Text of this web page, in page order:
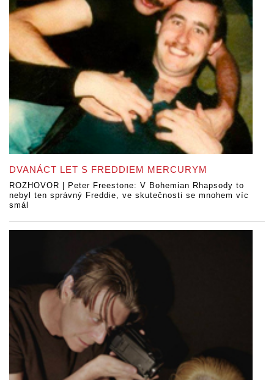
DVANÁCT LET S FREDDIEM MERCURYM
ROZHOVOR | Peter Freestone: V Bohemian Rhapsody to
nebyl ten správný Freddie, ve skutečnosti se mnohem víc
smál